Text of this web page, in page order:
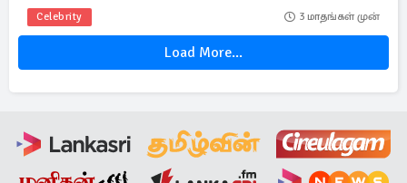
Celebrity 3 மாதங்கள் முன்
Load More...